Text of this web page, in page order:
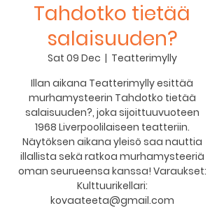
Tahdotko tietää
salaisuuden?
Sat 09 Dec
  |
Teatterimylly
Illan aikana Teatterimylly esittää
murhamysteerin Tahdotko tietää
salaisuuden?, joka sijoittuuvuoteen
1968 Liverpoolilaiseen teatteriin.
Näytöksen aikana yleisö saa nauttia
illallista sekä ratkoa murhamysteeriä
oman seurueensa kanssa! Varaukset:
Kulttuurikellari:
kovaateeta@gmail.com